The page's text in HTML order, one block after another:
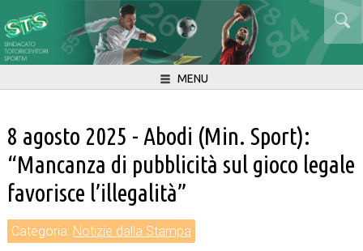
MENU
8 agosto 2025 - Abodi (Min. Sport):
“Mancanza di pubblicità sul gioco legale
favorisce l’illegalità”
Categoria: Notizie dalla Stampa